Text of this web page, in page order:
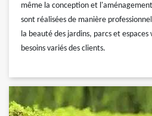
même la conception et
sont réalisées de manière
la beauté des jardins, parcs et
besoins variés des clients.